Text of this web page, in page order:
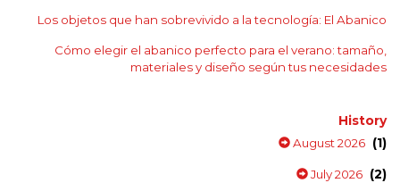
Los objetos que han sobrevivido a la tecnología: El Abanico
Cómo elegir el abanico perfecto para el verano: tamaño,
materiales y diseño según tus necesidades
History
August 2026 (1)
July 2026 (2)